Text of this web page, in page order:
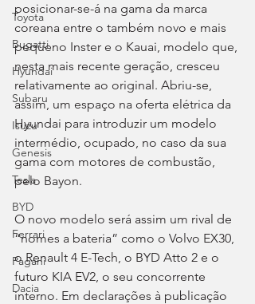
Toyota
Bugatti
Hyundai
Subaru
Isuzu
Genesis
Tesla
BYD
Ferrari
Pagani
Dacia
posicionar-se-á na gama da marca
coreana entre o também novo e mais
pequeno Inster e o Kauai, modelo que,
nesta mais recente geração, cresceu
relativamente ao original. Abriu-se,
assim, um espaço na oferta elétrica da
Hyundai para introduzir um modelo
intermédio, ocupado, no caso da sua
gama com motores de combustão,
pelo Bayon.
O novo modelo será assim um rival de
“nomes a bateria” como o Volvo EX30,
o Renault 4 E-Tech, o BYD Atto 2 e o
futuro KIA EV2, o seu concorrente
interno. Em declarações à publicação